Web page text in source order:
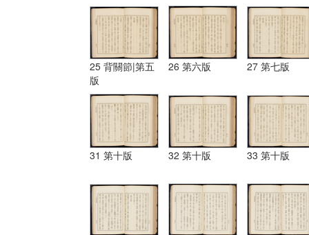
25 背關節|第五
版
26 第六版 27 第七版
31 第十版 32 第十版 33 第十版